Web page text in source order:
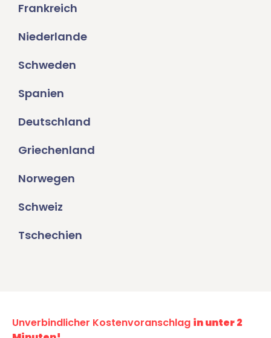
Frankreich
Niederlande
Schweden
Spanien
Deutschland
Griechenland
Norwegen
Schweiz
Tschechien
Unverbindlicher Kostenvoranschlag in unter 2